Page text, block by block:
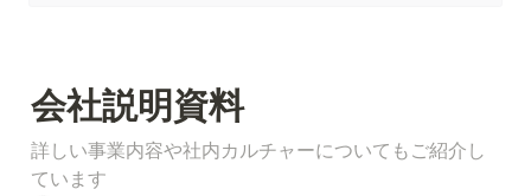
会社説明資料
詳しい事業内容や社内カルチャーについてもご紹介し
ています